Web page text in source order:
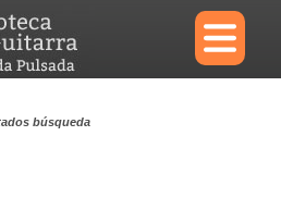
×
búsqueda